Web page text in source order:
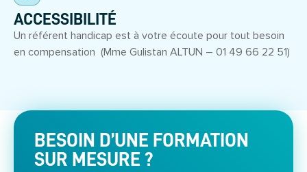
ACCESSIBILITÉ
Un référent handicap est à votre écoute pour tout besoin
en compensation (Mme Gulistan ALTUN – 01 49 66 22 51)
BESOIN D’UNE FORMATION
SUR MESURE ?